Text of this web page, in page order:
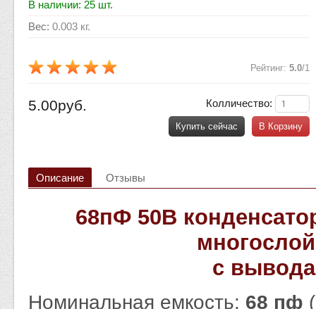
В наличии: 25 шт.
Вес: 0.003 кг.
Рейтинг: 5.0/1
Колличество:
В Корзину
Купить сейчас
5.00руб.
Описание Отзывы
68пФ 50В
с
Номинальная емкость: 68 пф